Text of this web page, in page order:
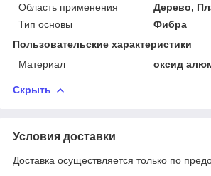
Область применения
Дерево,
Тип основы
Фибра
Пользовательские характеристики
Материал
оксид
Скрыть
Условия доставки
Доставка осуществляется только по